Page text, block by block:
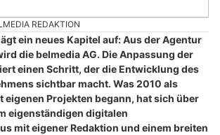
REDAKTION
ein neues Kapitel auf: Aus der Agentur
die belmedia AG. Die Anpassung der
einen Schritt, der die Entwicklung des
sichtbar macht. Was 2010 als
eigenen Projekten begann, hat sich über
eigenständigen digitalen
mit eigener Redaktion und einem breiten